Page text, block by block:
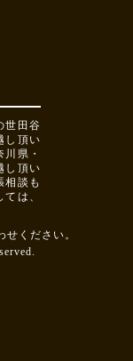
世田谷
し頂い
県・
し頂い
相談も
は、
ください。